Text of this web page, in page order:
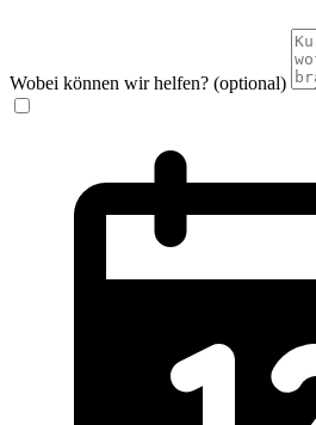
Wobei können wir helfen? (optional)